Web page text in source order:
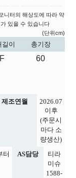
니터의 해상도에 따라 약
있을 수 있습니다
(단위cm)
길이
총기장
F 60
제조연월
2026.07
이후
(주문시
마다 소
량생산)
터
AS담당
티라
미슈
1588-